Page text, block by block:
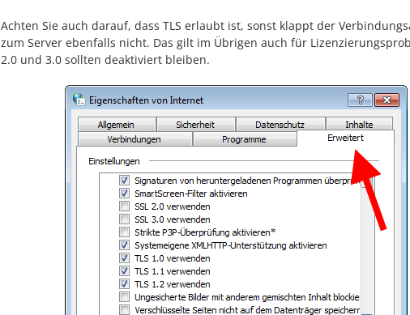
Achten Sie auch darauf, dass TLS erlaubt ist, sonst klappt der
zum Server ebenfalls nicht. Das gilt im Übrigen auch für
2.0 und 3.0 sollten deaktiviert bleiben.